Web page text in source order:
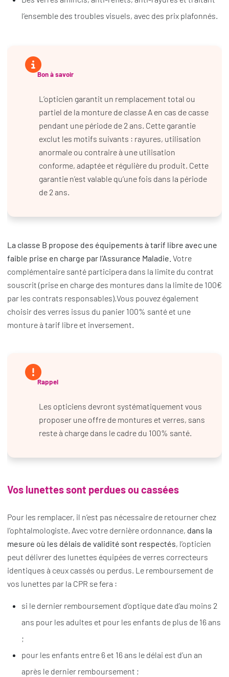
l’ensemble des troubles visuels, avec des prix plafonnés.
Bon à savoir
L’opticien garantit un remplacement total ou
partiel de la monture de classe A en cas de casse
pendant une période de 2 ans. Cette garantie
exclut les motifs suivants : rayures, utilisation
anormale ou contraire à une utilisation
conforme, adaptée et régulière du produit. Cette
garantie n’est valable qu’une fois dans la période
de 2 ans.
La classe B propose des équipements à tarif libre avec une
faible prise en charge par l’Assurance Maladie. Votre
complémentaire santé participera dans la limite du contrat
souscrit (prise en charge des montures dans la limite de 100€
par les contrats responsables).Vous pouvez également
choisir des verres issus du panier 100% santé et une
monture à tarif libre et inversement.
Rappel
Les opticiens devront systématiquement vous
proposer une offre de montures et verres, sans
reste à charge dans le cadre du 100% santé.
Vos lunettes sont perdues ou cassées
Pour les remplacer, il n’est pas nécessaire de retourner chez
l’ophtalmologiste. Avec votre dernière ordonnance, dans la
mesure où les délais de validité sont respectés, l’opticien
peut délivrer des lunettes équipées de verres correcteurs
identiques à ceux cassés ou perdus. Le remboursement de
vos lunettes par la CPR se fera :
si le dernier remboursement d’optique date d’au moins 2
ans pour les adultes et pour les enfants de plus de 16 ans
;
pour les enfants entre 6 et 16 ans le délai est d’un an
après le dernier remboursement ;